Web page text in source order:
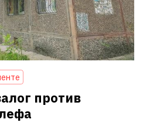
против